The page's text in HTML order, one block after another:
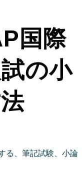
国際
の小
る、筆記試験、小論